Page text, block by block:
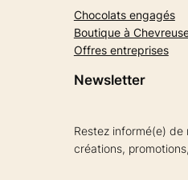
Chocolats engagés
Boutique à
Offres entreprises
Newsletter
Restez informé(e) de
créations,